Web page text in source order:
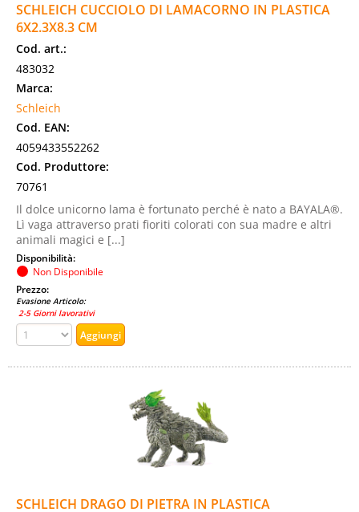
SCHLEICH CUCCIOLO DI LAMACORNO IN PLASTICA
6X2.3X8.3 CM
Cod. art.:
483032
Marca:
Schleich
Cod. EAN:
4059433552262
Cod. Produttore:
70761
Il dolce unicorno lama è fortunato perché è nato a BAYALA®.
Lì vaga attraverso prati fioriti colorati con sua madre e altri
animali magici e [...]
Disponibilità:
Non Disponibile
Prezzo:
Evasione Articolo:
2-5 Giorni lavorativi
SCHLEICH DRAGO DI PIETRA IN PLASTICA